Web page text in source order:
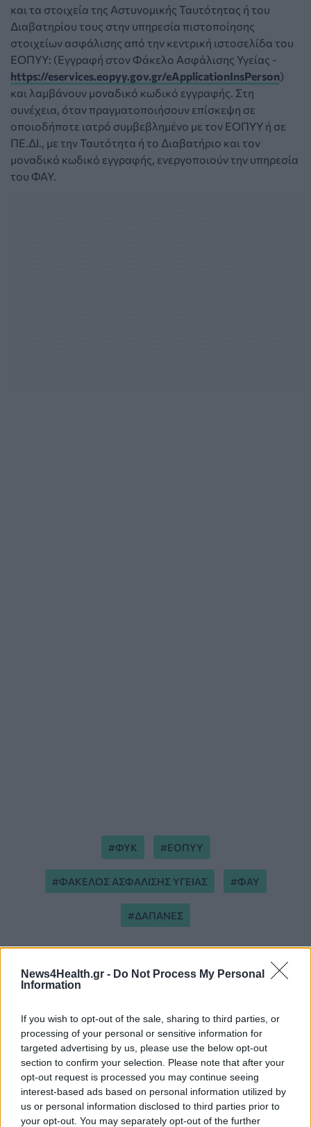
News4Health.gr - Do Not Process My Personal
Information
If you wish to opt-out of the sale, sharing to third parties, or
processing of your personal or sensitive information for
targeted advertising by us, please use the below opt-out
section to confirm your selection. Please note that after your
opt-out request is processed you may continue seeing
interest-based ads based on personal information utilized by
us or personal information disclosed to third parties prior to
your opt-out. You may separately opt-out of the further
και τα στοιχεία της Αστυνομικής Ταυτότητας ή του
Διαβατηρίου τους στην υπηρεσία πιστοποίησης
στοιχείων ασφάλισης από την κεντρική ιστοσελίδα του
ΕΟΠΥΥ: (Εγγραφή στον Φάκελο Ασφάλισης Υγείας -
https://eservices.eopyy.gov.gr/eApplicationInsPerson)
και λαμβάνουν μοναδικό κωδικό εγγραφής. Στη
συνέχεια, όταν πραγματοποιήσουν επίσκεψη σε
οποιοδήποτε ιατρό συμβεβλημένο με τον ΕΟΠΥΥ ή σε
ΠΕ.ΔΙ., με την Ταυτότητα ή το Διαβατήριο και τον
μοναδικό κωδικό εγγραφής, ενεργοποιούν την υπηρεσία
του ΦΑΥ.
ΦΥΚ ΕΟΠΥΥ
ΦΑΚΕΛΟΣ ΑΣΦΑΛΙΣΗΣ ΥΓΕΙΑΣ ΦΑΥ
ΔΑΠΑΝΕΣ
ΠΕΡΙΣΣΟΤΕΡΑ ΣΤΗΝ ΙΔΙΑ ΚΑΤΗΓΟΡΙΑ
Πρωτοχρονιά στο Ιπποκράτειο
Θεσσαλονίκης ο Β. Κικίλιας
02 Ιανουαρίου 2020